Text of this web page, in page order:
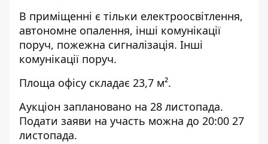
В приміщенні є тільки електроосвітлення,
автономне опалення, інші комунікації
поруч, пожежна сигналізація. Інші
комунікації поруч.
Площа офісу складає 23,7 м².
Аукціон заплановано на 28 листопада.
Подати заяви на участь можна до 20:00 27
листопада.